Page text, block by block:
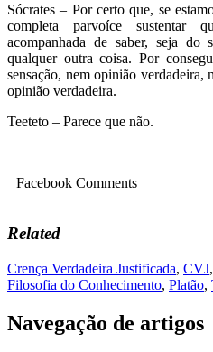
Sócrates – Por certo que, se
completa parvoíce sustentar
acompanhada de saber, seja do
qualquer outra coisa. Por
sensação, nem opinião verdadeira,
opinião verdadeira.
Teeteto – Parece que não.
Facebook Comments
Related
Crença Verdadeira Justificada, CVJ,
Filosofia do Conhecimento, Platão,
Navegação de artigos